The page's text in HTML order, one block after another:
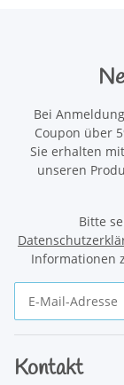
Bei
Coupon über
Sie erhalten
unseren
Bitte
Informationen
Kontakt